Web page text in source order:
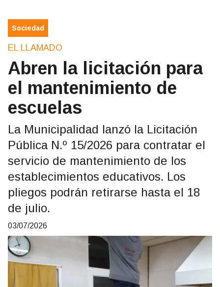
Sociedad
EL LLAMADO
Abren la licitación para
el mantenimiento de
escuelas
La Municipalidad lanzó la Licitación
Pública N.º 15/2026 para contratar el
servicio de mantenimiento de los
establecimientos educativos. Los
pliegos podrán retirarse hasta el 18
de julio.
03/07/2026